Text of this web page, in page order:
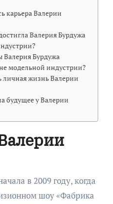
карьера Валерии
Валерия Бурдужа
Валерия Бурдужа
модельной индустрии?
личная жизнь Валерии
будущее у Валерии
в 2009 году, когда
шоу «Фабрика